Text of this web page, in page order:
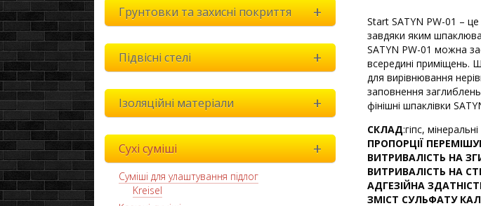
Грунтовки та захисні покриття +
Підвісні стелі +
Ізоляційні матеріали +
Сухі суміші +
Суміші для улаштування підлог
Kreisel
Start SATYN PW-01 –
завдяки яким
SATYN PW-01 можна
всередині приміщень.
для вирівнювання
заповнення
фінішні шпаклівки
СКЛАД:гіпс,
ПРОПОРЦІЇ
ВИТРИВАЛІСТЬ НА
ВИТРИВАЛІСТЬ НА
АДГЕЗІЙНА
ЗМІСТ СУЛЬФАТУ